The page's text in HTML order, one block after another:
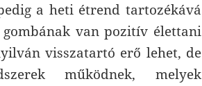
a heti étrend tartozékává
van pozitív élettani
visszatartó erő lehet, de
működnek, melyek